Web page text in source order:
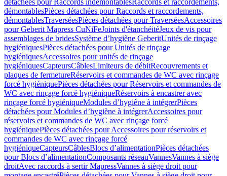
détachées pour Raccords indémontablesRaccords et raccordements,
démontablesPièces détachées pour Raccords et raccordements,
démontablesTraverséesPièces détachées pour TraverséesAccessoires
pour Geberit Mapress CuNiFeJoints d'étanchéitéJeux de vis pour
assemblages de bridesSystème d’hygiène GeberitUnités de rinçage
hygiéniquesPièces détachées pour Unités de rinçage
hygiéniquesAccessoires pour unités de rinçage
hygiéniquesCapteursCâblesLimiteurs de débitRecouvrements et
plaques de fermetureRéservoirs et commandes de WC avec rinçage
forcé hygiéniquePièces détachées pour Réservoirs et commandes de
WC avec rinçage forcé hygiéniqueRéservoirs à encastrer avec
rinçage forcé hygiéniqueModules d’hygiène à intégrerPièces
détachées pour Modules d’hygiène à intégrerAccessoires pour
réservoirs et commandes de WC avec rinçage forcé
hygiéniquePièces détachées pour Accessoires pour réservoirs et
commandes de WC avec rinçage forcé
hygiéniqueCapteursCâblesBlocs d’alimentationPièces détachées
pour Blocs d’alimentationComposants réseauVannesVannes à siège
droitAvec raccords à sertir MapressVannes à siège droit pour